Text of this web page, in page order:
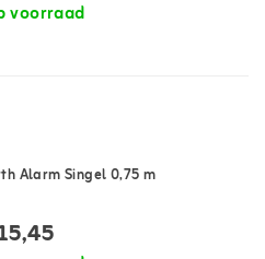
voorraad
Alarm Singel 0,75 m